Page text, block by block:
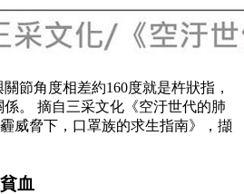
節角度相差約160度就是杵狀指，
。 摘自三采文化《空汙世代的肺
威脅下，口罩族的求生指南》，擷
血